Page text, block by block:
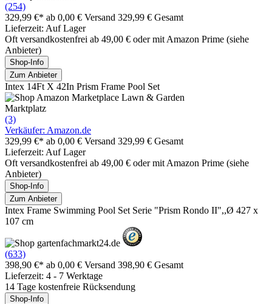
(254)
329,99 €* ab 0,00 € Versand 329,99 € Gesamt
Lieferzeit: Auf Lager
Oft versandkostenfrei ab 49,00 € oder mit Amazon Prime (siehe
Anbieter)
Shop-Info
Zum Anbieter
Intex 14Ft X 42In Prism Frame Pool Set
Marktplatz
(3)
Verkäufer: Amazon.de
329,99 €* ab 0,00 € Versand 329,99 € Gesamt
Lieferzeit: Auf Lager
Oft versandkostenfrei ab 49,00 € oder mit Amazon Prime (siehe
Anbieter)
Shop-Info
Zum Anbieter
Intex Frame Swimming Pool Set Serie "Prism Rondo II",,Ø 427 x
107 cm
(633)
398,90 €* ab 0,00 € Versand 398,90 € Gesamt
Lieferzeit: 4 - 7 Werktage
14 Tage kostenfreie Rücksendung
Shop-Info